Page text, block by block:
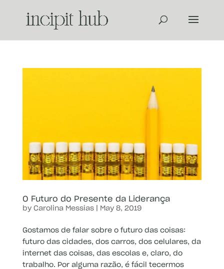
O Futuro do Presente da Liderança
by Carolina Messias| May 8, 2019
Gostamos de falar sobre o futuro das coisas:
futuro das cidades, dos carros, dos celulares, da
internet das coisas, das escolas e, claro, do
trabalho. Por alguma razão, é fácil tecermos